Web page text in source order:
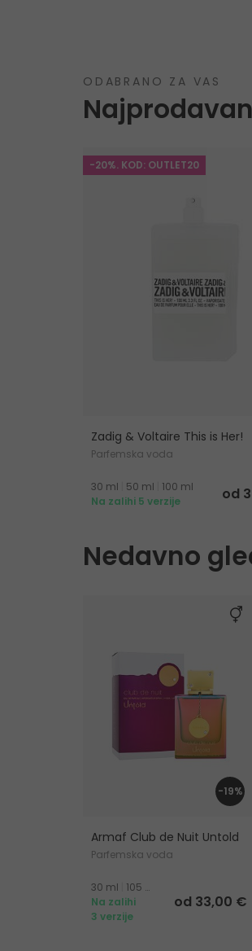
ODABRANO ZA VAS
-20%. KOD: OUTLET20
Zadig & Voltaire This is Her!
Parfemska voda
30 ml 50 ml
100 ml
Na zalihi 5 verzije
od
Nedavno
-19%
Armaf Club de Nuit Untold
Parfemska voda
30 ml 105 ml
Na zalihi
3 verzije
od 33,00 €